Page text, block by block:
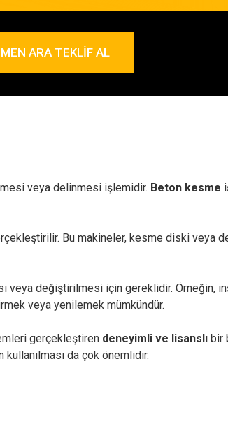
ARA TEKLIF AL
veya delinmesi işlemidir. Beton kesme
Bu makineler, kesme diski veya
değiştirilmesi için gereklidir. Örneğin,
veya yenilemek mümkündür.
gerçekleştiren deneyimli ve lisanslı bir
kullanılması da çok önemlidir.